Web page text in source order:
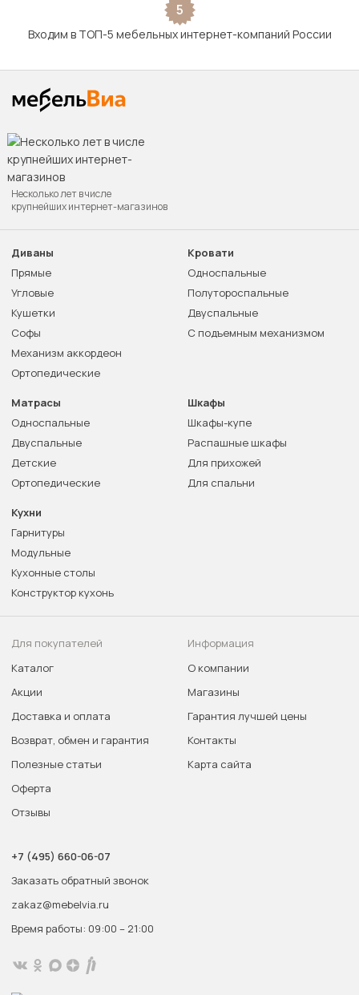
5
Входим в ТОП-5 мебельных интернет-компаний России
Несколько лет в числе
крупнейших интернет-магазинов
Диваны
Прямые
Угловые
Кушетки
Софы
Механизм аккордеон
Ортопедические
Кровати
Односпальные
Полутороспальные
Двуспальные
С подъемным механизмом
Матрасы
Односпальные
Двуспальные
Детские
Ортопедические
Шкафы
Шкафы-купе
Распашные шкафы
Для прихожей
Для спальни
Кухни
Гарнитуры
Модульные
Кухонные столы
Конструктор кухонь
Для покупателей
Каталог
Акции
Доставка и оплата
Возврат, обмен и гарантия
Полезные статьи
Оферта
Отзывы
Информация
О компании
Магазины
Гарантия лучшей цены
Контакты
Карта сайта
+7 (495) 660-06-07
Заказать обратный звонок
zakaz@mebelvia.ru
Время работы: 09:00 – 21:00